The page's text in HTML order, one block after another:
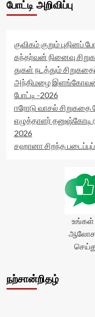
attribute='true'
class='yasr-
stars-
title-
average'>0
(0)
</div>
83804a379965d'
rater-
starsize='16'
data-
rater-
postid='8891'
data-
rater-
readonly='true'
data-
>
class='yasr-
stars-
average'>0
</span>
போட்டி அறிவிப்பு
குவிகம் குறும் புதினப்
கந்தர்வன் நினைவு
துகள் நடத்தும்
அந்திமழை இளங்கோவன்
போட்டி -2026
ஈரோடு வாசல் சிறுகதை
எழுத்தாளர் தனுஷ்கோடி
2026
சஹானா சிறந்த
உங்கள்
நற்சான்றிதழ்